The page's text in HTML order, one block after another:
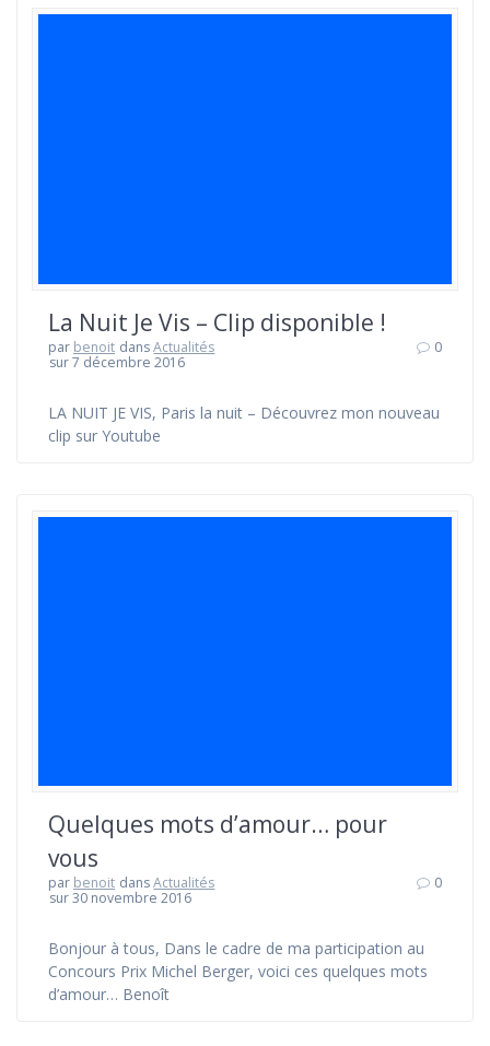
La Nuit Je Vis – Clip disponible !
par benoit dansActualités
sur 7 décembre 2016
0
LA NUIT JE VIS, Paris la nuit – Découvrez mon nouveau
clip sur Youtube
Quelques mots d’amour… pour
vous
par benoit dansActualités
sur 30 novembre 2016
0
Bonjour à tous, Dans le cadre de ma participation au
Concours Prix Michel Berger, voici ces quelques mots
d’amour… Benoît